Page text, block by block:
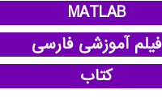
MATLAB
فیلم آموزشی فارسی
کتاب